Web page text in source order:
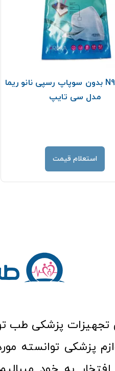
ماسک N95 بدون سوپاپ رسپی نانو ریما
مدل سی تایپ
استعلام قیمت